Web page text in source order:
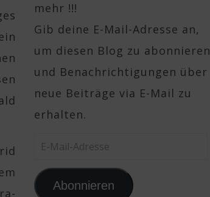
mehr !!!
Gib deine E-Mail-Adresse an,
um diesen Blog zu abonnieren
und Benachrichtigungen über
neue Beiträge via E-Mail zu
erhalten.
E-Mail-Adresse
Abonnieren